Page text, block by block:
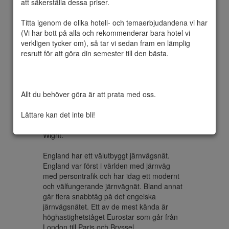
att säkerställa dessa priser.
Titta igenom de olika hotell- och temaerbjudandena vi har
(Vi har bott på alla och rekommenderar bara hotel vi
verkligen tycker om), så tar vi sedan fram en lämplig
resrutt för att göra din semester till den bästa.
Allt du behöver göra är att prata med oss.
Lättare kan det inte bli!
Är Storbritanniens folkrikaste riksdel. Den
delar landgränser med Skottland i norr och
Wales i väster, Irländska sjön ligger i
Huvuddelen av England omfattar centrala
Nordatlanten. England inkluderar även över
Wight.
England har ett välutbyggt järnvägsnät.
England var först i världen med järnväg
med persontrafik och har idag ett modernt
och välfungerande järnvägnät. Bland annat
går flera snabbtåg på det engelska
järnvägsnätet. Ett av de mest kända är
höghastighetståget Eurostar som går från
London till Paris och Bryssel.